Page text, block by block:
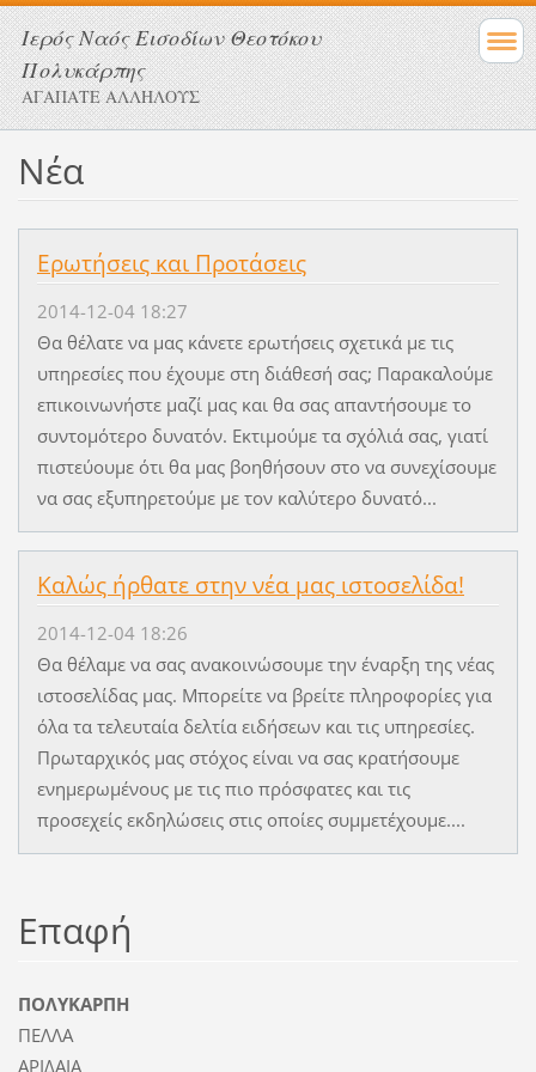
Ιερός Ναός Εισοδίων Θεοτόκου
Πολυκάρπης
ΑΓΑΠΑΤΕ ΑΛΛΗΛΟΥΣ
Νέα
Ερωτήσεις και Προτάσεις
2014-12-04 18:27
Θα θέλατε να μας κάνετε ερωτήσεις σχετικά με τις
υπηρεσίες που έχουμε στη διάθεσή σας; Παρακαλούμε
επικοινωνήστε μαζί μας και θα σας απαντήσουμε το
συντομότερο δυνατόν. Εκτιμούμε τα σχόλιά σας, γιατί
πιστεύουμε ότι θα μας βοηθήσουν στο να συνεχίσουμε
να σας εξυπηρετούμε με τον καλύτερο δυνατό...
Καλώς ήρθατε στην νέα μας ιστοσελίδα!
2014-12-04 18:26
Θα θέλαμε να σας ανακοινώσουμε την έναρξη της νέας
ιστοσελίδας μας. Μπορείτε να βρείτε πληροφορίες για
όλα τα τελευταία δελτία ειδήσεων και τις υπηρεσίες.
Πρωταρχικός μας στόχος είναι να σας κρατήσουμε
ενημερωμένους με τις πιο πρόσφατες και τις
προσεχείς εκδηλώσεις στις οποίες συμμετέχουμε....
Επαφή
ΠΟΛΥΚΑΡΠΗ
ΠΕΛΛΑ
ΑΡΙΔΑΙΑ